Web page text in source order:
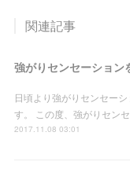
関連記事
強がりセンセーション
日頃より強がりセンセー
す。 この度、強がりセン
2017.11.08 03:01